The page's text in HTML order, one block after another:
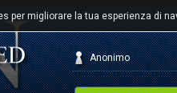
per migliorare la tua esperienza di
Anonimo